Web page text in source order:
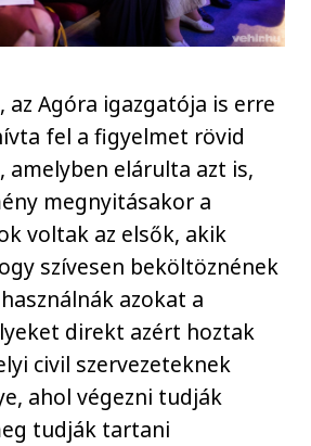
az Agóra igazgatója is erre
fel a figyelmet rövid
amelyben elárulta azt is,
megnyitásakor a
voltak az elsők, akik
szívesen beköltöznének
azokat a
direkt azért hoztak
civil szervezeteknek
ahol végezni tudják
tudják tartani